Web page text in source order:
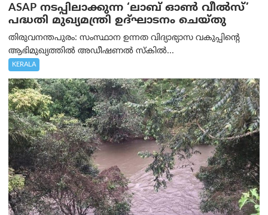
ASAP നടപ്പിലാക്കുന്ന ‘ലാബ് ഓൺ വീൽസ്’
പദ്ധതി മുഖ്യമന്ത്രി ഉദ്ഘാടനം ചെയ്തു
തിരുവനന്തപുരം: സംസ്ഥാന ഉന്നത വിദ്യാഭ്യാസ വകുപ്പിന്റെ
ആഭിമുഖ്യത്തിൽ അഡീഷണൽ സ്കിൽ...
KERALA